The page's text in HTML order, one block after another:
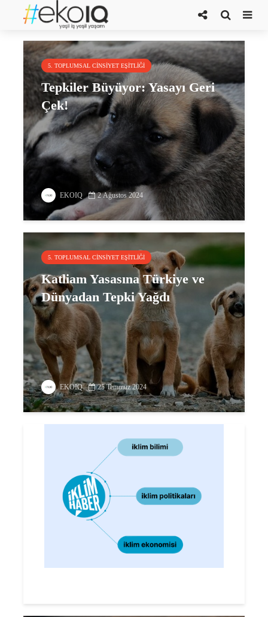
Kanun Teklifi
5. TOPLUMSAL CINSIYET EŞITLIĞI
Tepkiler Büyüyor: Yasayı Geri
Çek!
EKOIQ 2 Ağustos 2024
5. TOPLUMSAL CINSIYET EŞITLIĞI
Katliam Yasasına Türkiye ve
Dünyadan Tepki Yağdı
EKOIQ 25 Temmuz 2024